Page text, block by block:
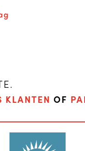
KLANTEN OF